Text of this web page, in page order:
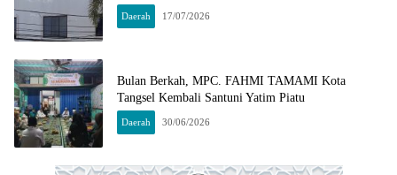
Daerah 17/07/2026
Bulan Berkah, MPC. FAHMI TAMAMI Kota
Tangsel Kembali Santuni Yatim Piatu
Daerah 30/06/2026